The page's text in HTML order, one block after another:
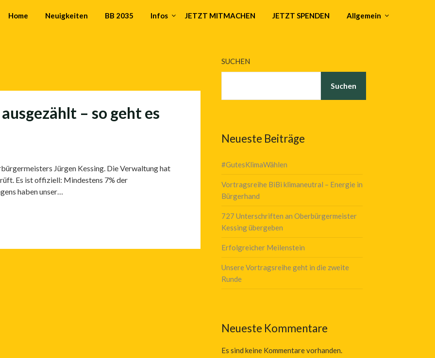
Home Neuigkeiten BB 2035 Infos JETZT MITMACHEN JETZT SPENDEN Allgemein
– so geht es
Jürgen Kessing. Die Verwaltung hat
Es ist offiziell: Mindestens 7% der
haben unser…
SUCHEN
Suchen
Neueste Beiträge
#GutesKlimaWählen
Vortragsreihe BiBi klimaneutral – Energie in
Bürgerhand
727 Unterschriften an Oberbürgermeister
Kessing übergeben
Erfolgreicher Meilenstein
Unsere Vortragsreihe geht in die zweite
Runde
Neueste Kommentare
Es sind keine Kommentare vorhanden.